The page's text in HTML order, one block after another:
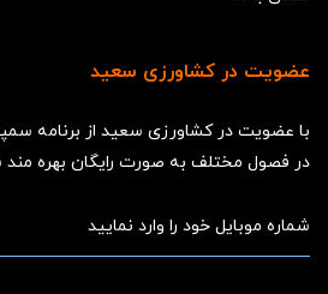
عضویت در کشاورزی سعید
با عضویت در کشاورزی سعید از برنامه
در فصول مختلف به صورت رایگان بهره مند